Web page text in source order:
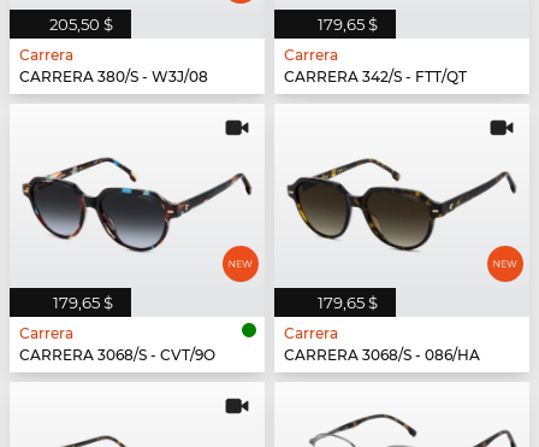
205,50 $
Carrera
CARRERA 380/S - W3J/08
179,65 $
Carrera
CARRERA 342/S - FTT/QT
179,65 $
Carrera
CARRERA 3068/S - CVT/9O
179,65 $
Carrera
CARRERA 3068/S - 086/HA